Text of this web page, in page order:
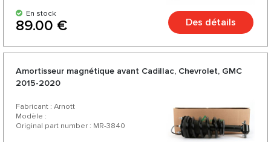
En stock
89.00 € Des détails
Amortisseur magnétique avant Cadillac, Chevrolet, GMC
2015-2020
Fabricant : Arnott
Modèle :
Original part number : MR-3840